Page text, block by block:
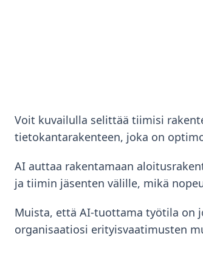
Voit kuvailulla selittää tiimisi
tietokantarakenteen, joka on
AI auttaa rakentamaan
ja tiimin jäsenten välille, mikä
Muista, että AI-tuottama työtila on
organisaatiosi erityisvaatimusten